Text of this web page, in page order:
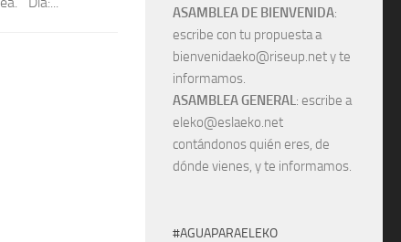
ASAMBLEA DE BIENVENIDA:
escribe con tu propuesta a
bienvenidaeko@riseup.net y te
informamos.
ASAMBLEA GENERAL: escribe a
eleko@eslaeko.net
contándonos quién eres, de
dónde vienes, y te informamos.
#AGUAPARAELEKO